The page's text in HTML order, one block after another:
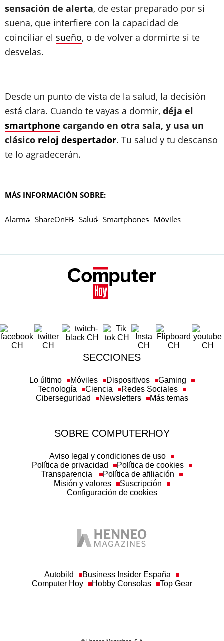
sensación de alerta, de estar preparado por si
suena, que interfiere con la capacidad de
coinciliar el sueño, o de volver a dormirte si te
desvelas.
Desde un punto de vista de la salud, la decisión
está clara. Cuando te vayas a dormir, déja el
smartphone cargando en otra sala, y usa un
clásico reloj despertador. Tu salud y tu descanso
te lo agradecerán.
MÁS INFORMACIÓN SOBRE:
Alarma ShareOnFB Salud Smartphones Móviles
SECCIONES
Lo último Móviles Dispositivos
Gaming
Tecnología
Ciencia
Redes Sociales
Ciberseguridad
Newsletters Más temas
SOBRE COMPUTERHOY
Aviso legal y condiciones de uso
Política de privacidad
Política de cookies
Transparencia
Política de afiliación
Misión y valores
Suscripción
Configuración de cookies
Autobild
Business Insider España
Computer Hoy
Hobby Consolas Top Gear